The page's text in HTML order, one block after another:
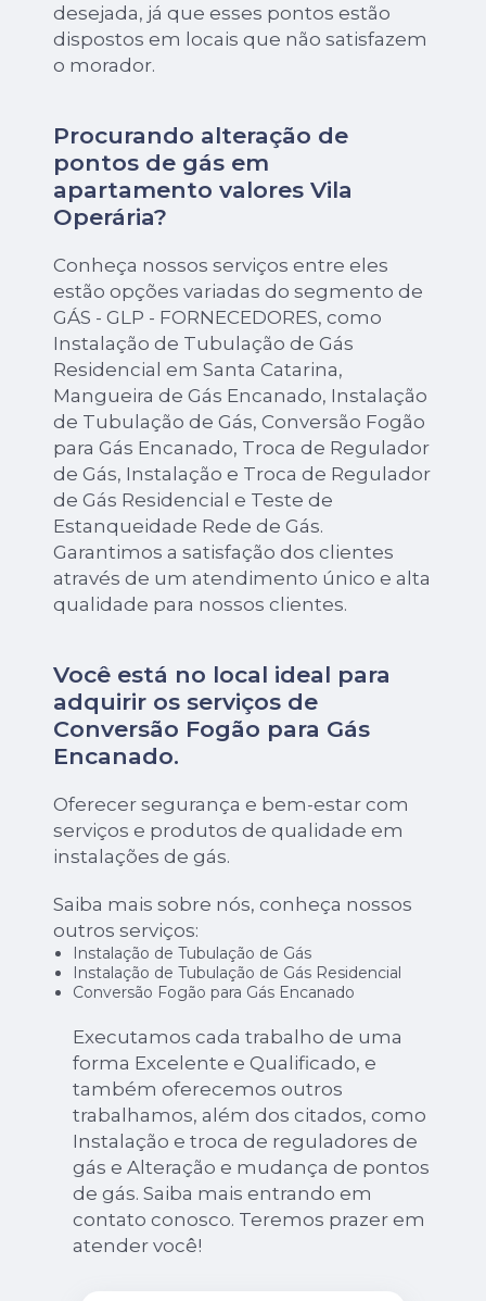
desejada, já que esses pontos estão
dispostos em locais que não satisfazem
o morador.
Procurando alteração de
pontos de gás em
apartamento valores Vila
Operária?
Conheça nossos serviços entre eles
estão opções variadas do segmento de
GÁS - GLP - FORNECEDORES, como
Instalação de Tubulação de Gás
Residencial em Santa Catarina,
Mangueira de Gás Encanado, Instalação
de Tubulação de Gás, Conversão Fogão
para Gás Encanado, Troca de Regulador
de Gás, Instalação e Troca de Regulador
de Gás Residencial e Teste de
Estanqueidade Rede de Gás.
Garantimos a satisfação dos clientes
através de um atendimento único e alta
qualidade para nossos clientes.
Você está no local ideal para
adquirir os serviços de
Conversão Fogão para Gás
Encanado.
Oferecer segurança e bem-estar com
serviços e produtos de qualidade em
instalações de gás.
Saiba mais sobre nós, conheça nossos
outros serviços:
Instalação de Tubulação de Gás
Instalação de Tubulação de Gás Residencial
Conversão Fogão para Gás Encanado
Executamos cada trabalho de uma
forma Excelente e Qualificado, e
também oferecemos outros
trabalhamos, além dos citados, como
Instalação e troca de reguladores de
gás e Alteração e mudança de pontos
de gás. Saiba mais entrando em
contato conosco. Teremos prazer em
atender você!